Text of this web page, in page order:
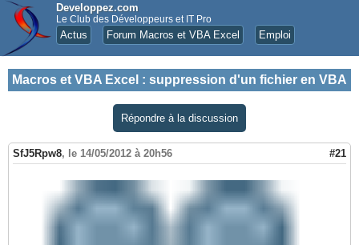
Developpez.com
Le Club des Développeurs et IT Pro
Actus Forum Macros et VBA Excel Emploi
Macros et VBA Excel : suppression d'un fichier en VBA
Répondre à la discussion
SfJ5Rpw8, le 14/05/2012 à 20h56 #21